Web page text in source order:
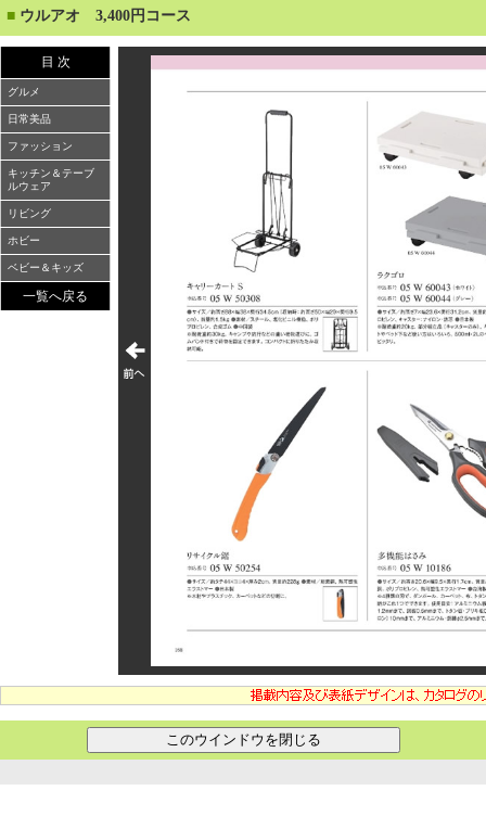
■ ウルアオ 3,400円コース
目 次
グルメ
日常美品
ファッション
キッチン＆テーブ
ルウェア
リビング
ホビー
ベビー＆キッズ
一覧へ戻る